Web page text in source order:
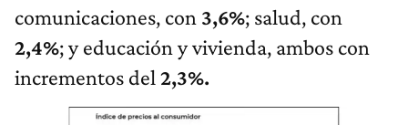
comunicaciones, con 3,6%; salud, con
2,4%; y educación y vivienda, ambos con
incrementos del 2,3%.